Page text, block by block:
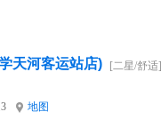
天河客运站店)
[二星/舒适]
地图